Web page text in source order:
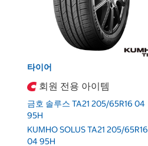
타이어
회원 전용 아이템
금호 솔루스 TA21 205/65R16 04
95H
KUMHO SOLUS TA21 205/65R16
04 95H